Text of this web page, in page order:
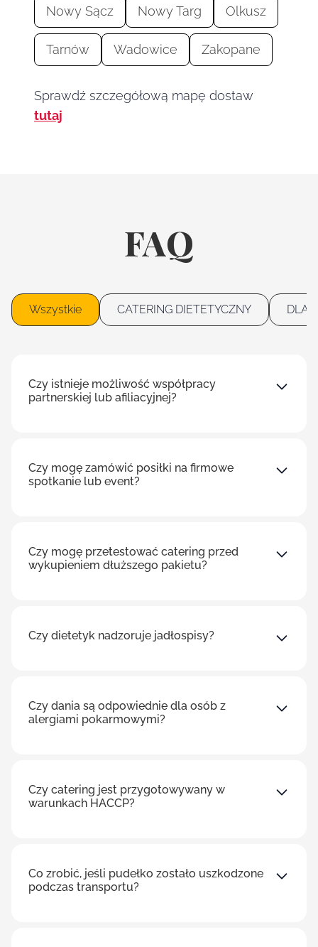
Nowy Sącz Nowy Targ Olkusz
Tarnów Wadowice Zakopane
Sprawdź szczegółową mapę dostaw
tutaj
FAQ
Wszystkie CATERING DIETETYCZNY DLA
Czy istnieje możliwość współpracy
partnerskiej lub afiliacyjnej?
Czy mogę zamówić posiłki na firmowe
spotkanie lub event?
Czy mogę przetestować catering przed
wykupieniem dłuższego pakietu?
Czy dietetyk nadzoruje jadłospisy?
Czy dania są odpowiednie dla osób z
alergiami pokarmowymi?
Czy catering jest przygotowywany w
warunkach HACCP?
Co zrobić, jeśli pudełko zostało uszkodzone
podczas transportu?